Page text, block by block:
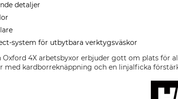
detaljer
system för utbytbara verktygsväskor
Oxford 4X arbetsbyxor erbjuder gott om plats för
med kardborreknäppning och en linjalficka